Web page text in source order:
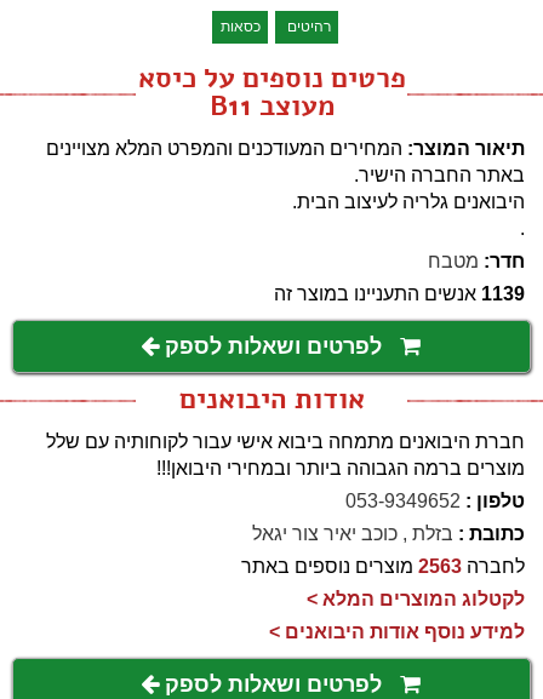
רהיטים כסאות
פרטים נוספים על כיסא
מעוצב B11
תיאור המוצר: המחירים המעודכנים והמפרט המלא מצויינים
באתר החברה הישיר.
היבואנים גלריה לעיצוב הבית.
.
חדר: מטבח
1139 אנשים התעניינו במוצר זה
לפרטים ושאלות לספק
אודות היבואנים
חברת היבואנים מתמחה ביבוא אישי עבור לקוחותיה עם שלל
מוצרים ברמה הגבוהה ביותר ובמחירי היבואן!!!
טלפון : 053-9349652
כתובת : בזלת , כוכב יאיר צור יגאל
לחברה 2563 מוצרים נוספים באתר
לקטלוג המוצרים המלא >
למידע נוסף אודות היבואנים >
לפרטים ושאלות לספק